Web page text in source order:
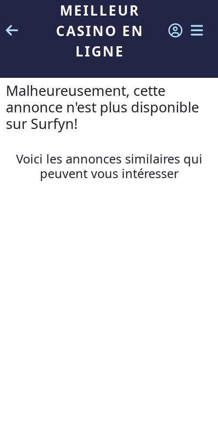
MEILLEUR
CASINO EN
LIGNE
Malheureusement, cette
annonce n'est plus disponible
sur Surfyn!
Voici les annonces similaires qui
peuvent vous intéresser